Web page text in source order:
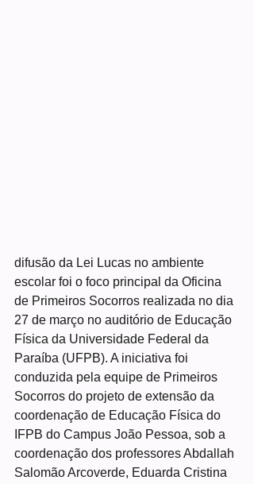
difusão da Lei Lucas no ambiente
escolar foi o foco principal da Oficina
de Primeiros Socorros realizada no dia
27 de março no auditório de Educação
Física da Universidade Federal da
Paraíba (UFPB). A iniciativa foi
conduzida pela equipe de Primeiros
Socorros do projeto de extensão da
coordenação de Educação Física do
IFPB do Campus João Pessoa, sob a
coordenação dos professores Abdallah
Salomão Arcoverde, Eduarda Cristina